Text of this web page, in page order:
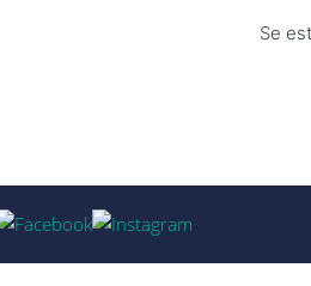
Se